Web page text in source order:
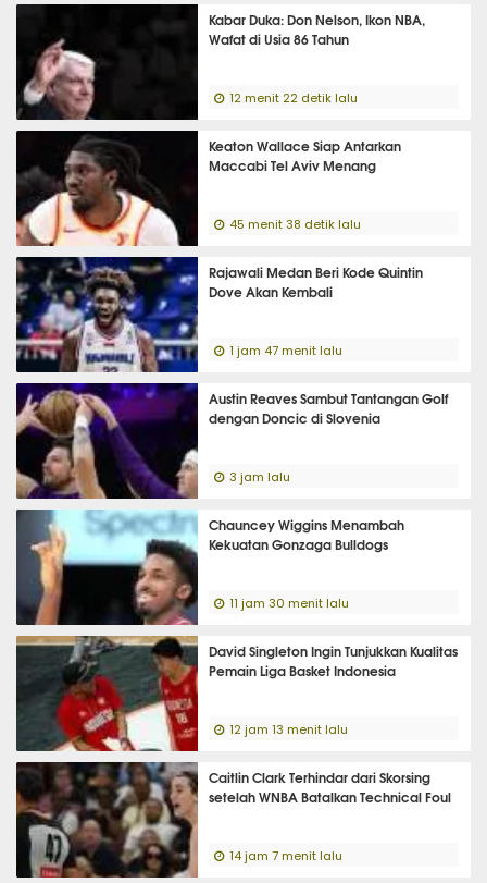
Kabar Duka: Don Nelson, Ikon NBA,
Wafat di Usia 86 Tahun
12 menit 22 detik lalu
Keaton Wallace Siap Antarkan
Maccabi Tel Aviv Menang
45 menit 38 detik lalu
Rajawali Medan Beri Kode Quintin
Dove Akan Kembali
1 jam 47 menit lalu
Austin Reaves Sambut Tantangan Golf
dengan Doncic di Slovenia
3 jam lalu
Chauncey Wiggins Menambah
Kekuatan Gonzaga Bulldogs
11 jam 30 menit lalu
David Singleton Ingin Tunjukkan Kualitas
Pemain Liga Basket Indonesia
12 jam 13 menit lalu
Caitlin Clark Terhindar dari Skorsing
setelah WNBA Batalkan Technical Foul
14 jam 7 menit lalu